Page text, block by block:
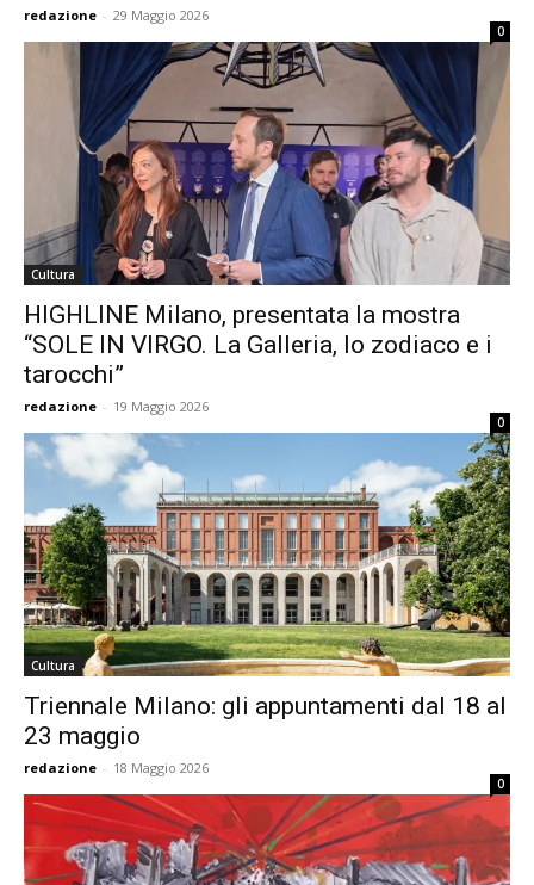
redazione - 29 Maggio 2026
0
Cultura
HIGHLINE Milano, presentata la mostra
“SOLE IN VIRGO. La Galleria, lo zodiaco e i
tarocchi”
redazione - 19 Maggio 2026
0
Cultura
Triennale Milano: gli appuntamenti dal 18 al
23 maggio
redazione - 18 Maggio 2026
0